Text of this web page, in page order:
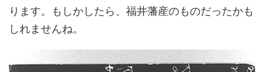
ります。もしかしたら、福井藩産のものだったかも
しれませんね。